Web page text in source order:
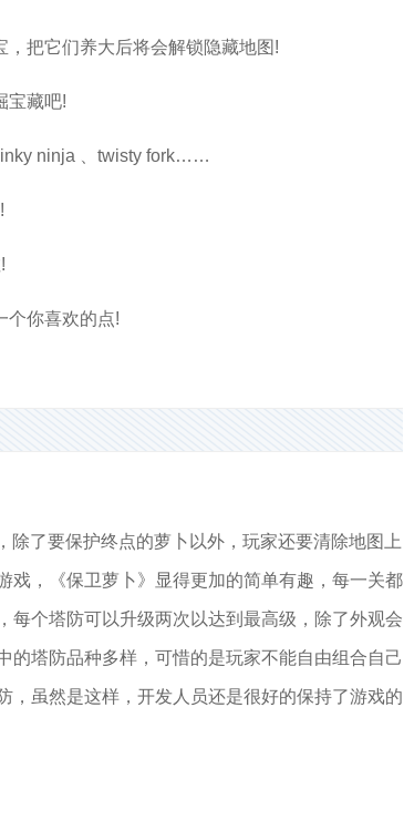
把它们养大后将会解锁隐藏地图!
宝藏吧!
ninja 、twisty fork……
个你喜欢的点!
了要保护终点的萝卜以外，玩家还要清除地图上
戏，《保卫萝卜》显得更加的简单有趣，每一关都
每个塔防可以升级两次以达到最高级，除了外观会
的塔防品种多样，可惜的是玩家不能自由组合自己
，虽然是这样，开发人员还是很好的保持了游戏的